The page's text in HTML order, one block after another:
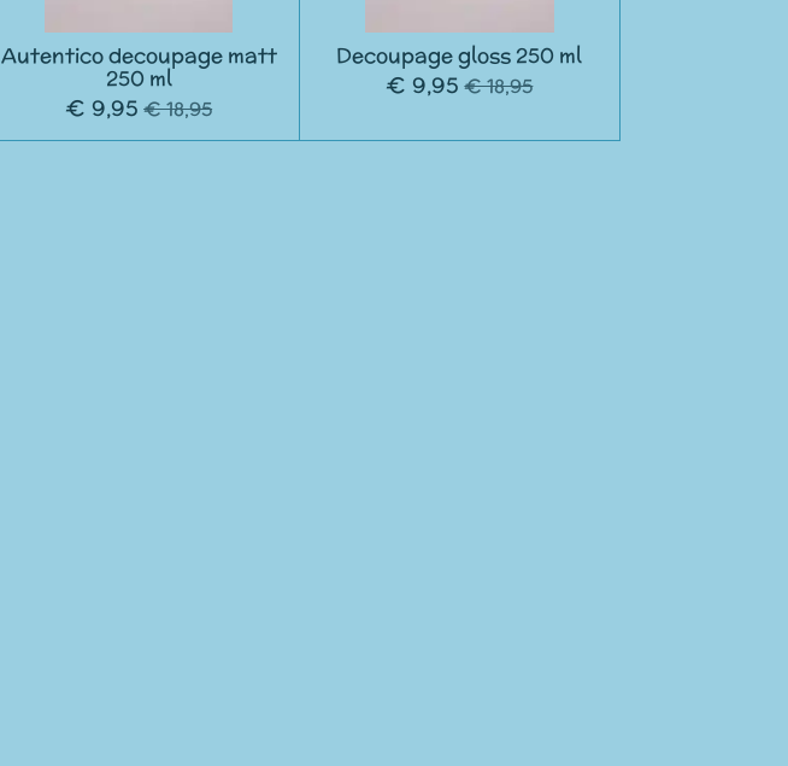
Autentico decoupage matt
250 ml
€ 9,95 € 18,95
Decoupage gloss 250 ml
€ 9,95 € 18,95